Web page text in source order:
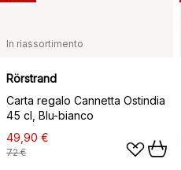
In riassortimento
Rörstrand
Carta regalo Cannetta Ostindia
45 cl, Blu-bianco
49,90 €
72 €